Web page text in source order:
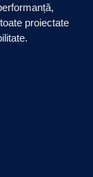
proiectate